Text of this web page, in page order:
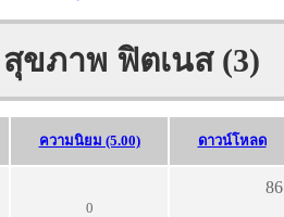
สุขภาพ ฟิตเนส (3)
ความนิยม (5.00) ดาวน์โหลด
0
86